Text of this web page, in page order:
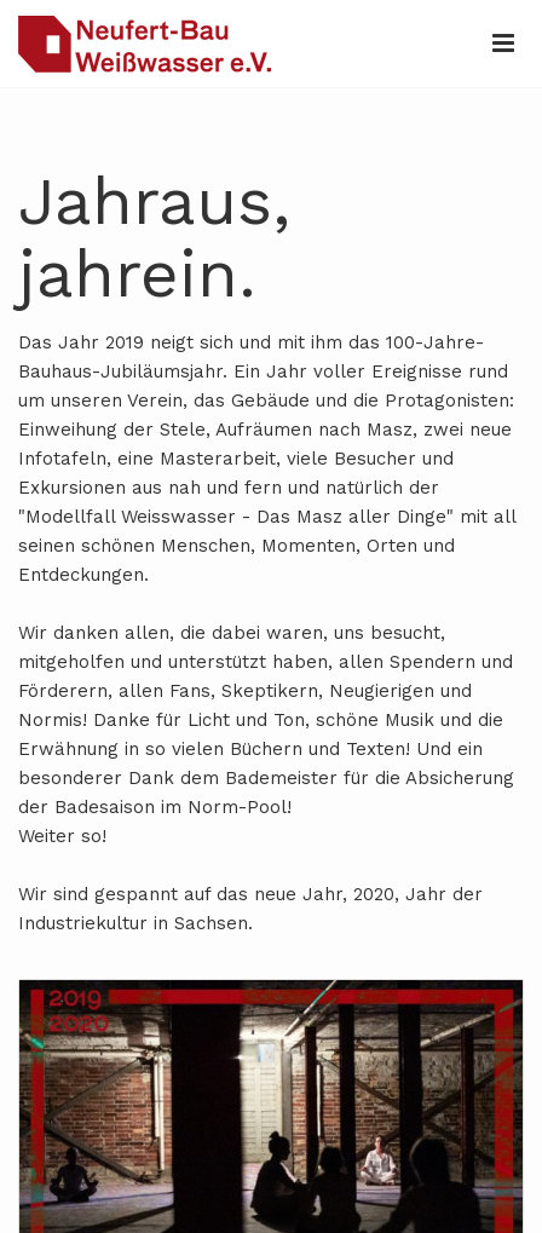
Jahraus,
jahrein.
Das Jahr 2019 neigt sich und mit ihm das 100-Jahre-
Bauhaus-Jubiläumsjahr. Ein Jahr voller Ereignisse rund
um unseren Verein, das Gebäude und die Protagonisten:
Einweihung der Stele, Aufräumen nach Masz, zwei neue
Infotafeln, eine Masterarbeit, viele Besucher und
Exkursionen aus nah und fern und natürlich der
"Modellfall Weisswasser - Das Masz aller Dinge" mit all
seinen schönen Menschen, Momenten, Orten und
Entdeckungen.
Wir danken allen, die dabei waren, uns besucht,
mitgeholfen und unterstützt haben, allen Spendern und
Förderern, allen Fans, Skeptikern, Neugierigen und
Normis! Danke für Licht und Ton, schöne Musik und die
Erwähnung in so vielen Büchern und Texten! Und ein
besonderer Dank dem Bademeister für die Absicherung
der Badesaison im Norm-Pool!
Weiter so!
Wir sind gespannt auf das neue Jahr, 2020, Jahr der
Industriekultur in Sachsen.